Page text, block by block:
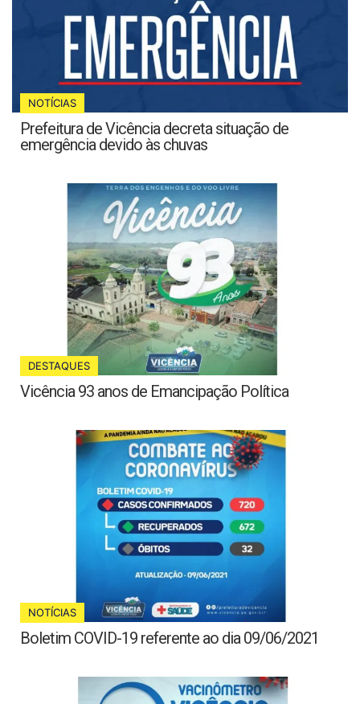
NOTÍCIAS
Prefeitura de Vicência decreta situação de
emergência devido às chuvas
DESTAQUES
Vicência 93 anos de Emancipação Política
NOTÍCIAS
Boletim COVID-19 referente ao dia 09/06/2021